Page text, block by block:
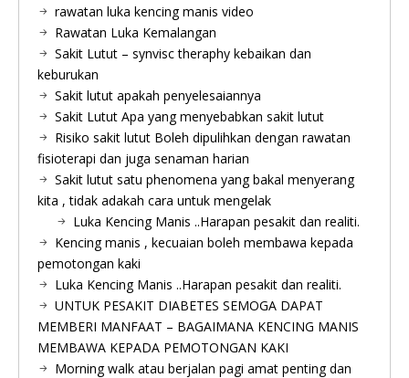
rawatan luka kencing manis video
Rawatan Luka Kemalangan
Sakit Lutut – synvisc theraphy kebaikan dan
keburukan
Sakit lutut apakah penyelesaiannya
Sakit Lutut Apa yang menyebabkan sakit lutut
Risiko sakit lutut Boleh dipulihkan dengan rawatan
fisioterapi dan juga senaman harian
Sakit lutut satu phenomena yang bakal menyerang
kita , tidak adakah cara untuk mengelak
Luka Kencing Manis ..Harapan pesakit dan realiti.
Kencing manis , kecuaian boleh membawa kepada
pemotongan kaki
Luka Kencing Manis ..Harapan pesakit dan realiti.
UNTUK PESAKIT DIABETES SEMOGA DAPAT
MEMBERI MANFAAT – BAGAIMANA KENCING MANIS
MEMBAWA KEPADA PEMOTONGAN KAKI
Morning walk atau berjalan pagi amat penting dan